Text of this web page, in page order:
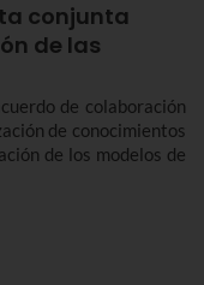
conjunta
de las
de colaboración
de conocimientos
de los modelos de